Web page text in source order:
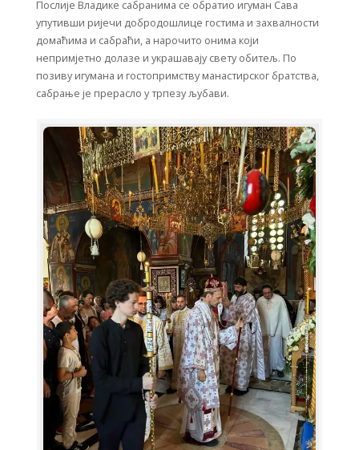
Послије Владике сабранима се обратио игуман Сава
упутивши ријечи добродошлице гостима и захвалности
домаћима и сабраћи, а нарочито онима који
непримјетно долазе и украшавају свету обитељ. По
позиву игумана и гостопримству манастирског братства,
сабрање је прерасло у трпезу љубави.